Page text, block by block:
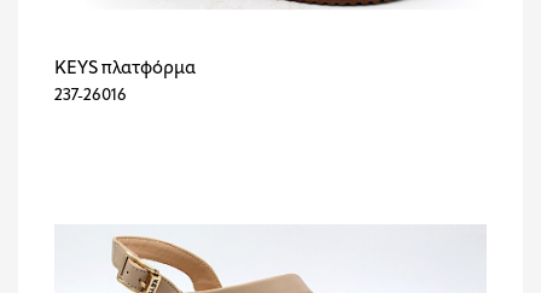
KEYS πλατφόρμα
237-26016